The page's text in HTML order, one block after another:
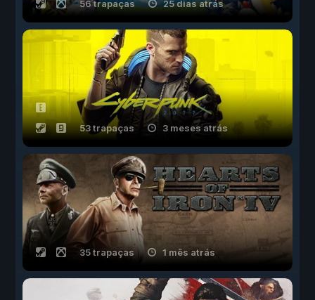
56 trapaças 25 dias atrás
53 trapaças 3 meses atrás
35 trapaças 1 mês atrás